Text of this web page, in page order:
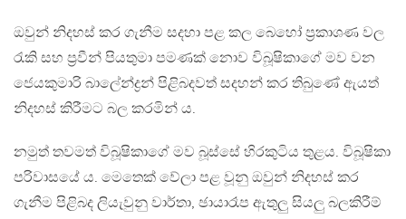
ඔවුන් නිදහස් කර ගැනීම සදහා පළ කල බෙහෝ ප්‍රකාශණ වල
රැකි සහ ප්‍රවීන් පියතුමා පමණක් නොව විබූෂිකාගේ මව වන
ජෙයකුමාරි බාලේන්ද්‍රන් පිළිබදවත් සදහන් කර තිබුණේ ඇයත්
නිදහස් කිරීමට බල කරමින් ය.
නමුත් තවමත් විබූෂිකාගේ මව බූස්සේ හිරකුටිය තුළය. විබූෂිකා
පරිවාසයේ ය. මෙතෙක් වේලා පළ වූනු ඔවුන් නිදහස් කර
ගැනීම පිළිබද ලියැවුනු වාර්තා, ඡායාරෑප ඇතුලු සියලු බලකිරීම්